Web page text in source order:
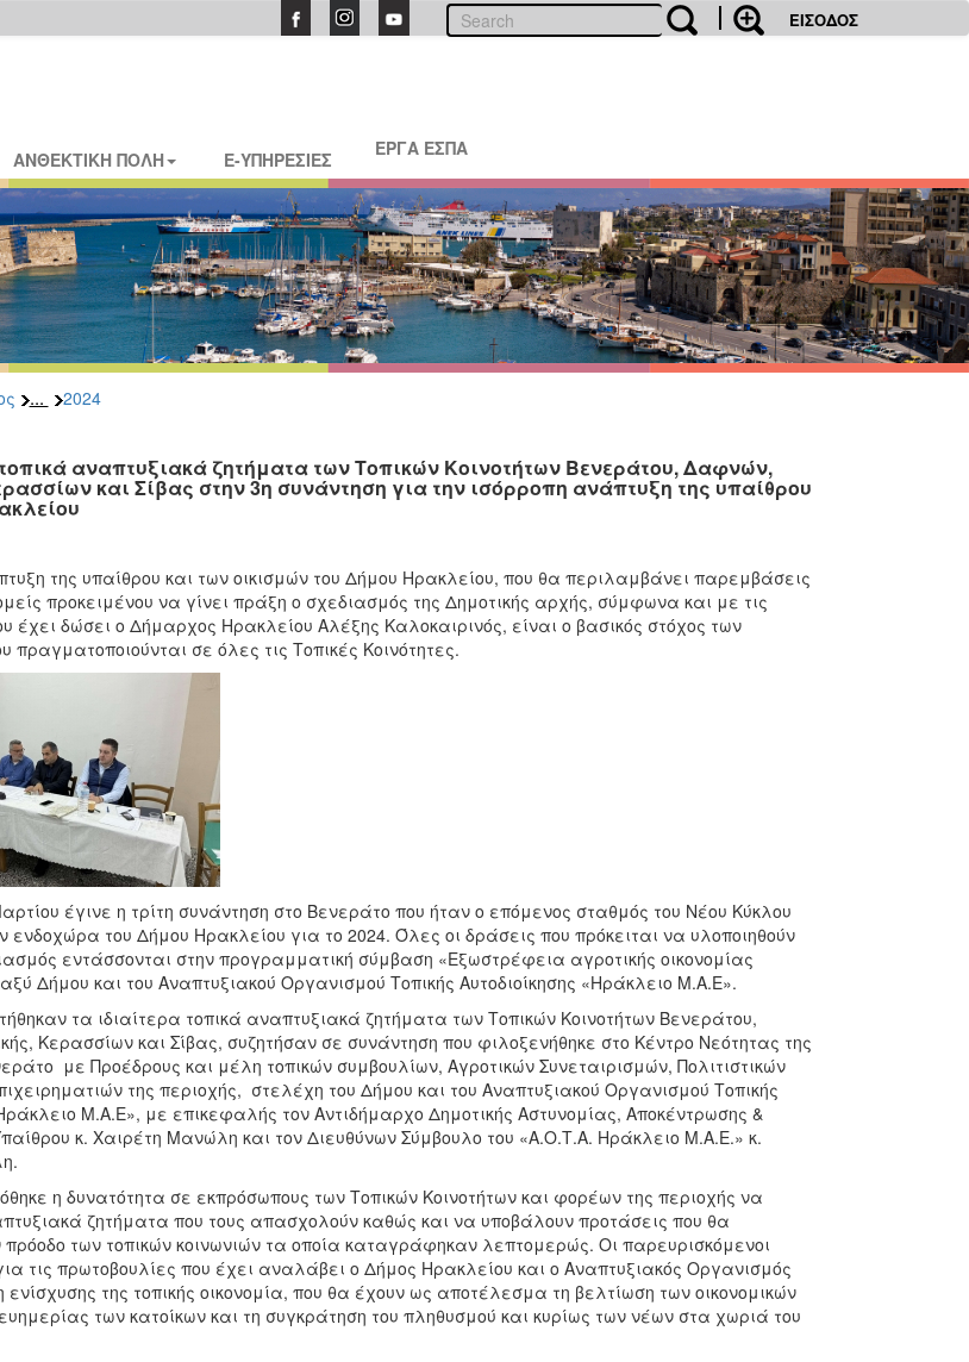
ΕΙΣΟΔΟΣ
ΑΝΘΕΚΤΙΚΗ ΠΟΛΗ E-ΥΠΗΡΕΣΙΕΣ ΕΡΓΑ ΕΣΠΑ
... 2024
αναπτυξιακά ζητήματα των Τοπικών Κοινοτήτων Βενεράτου, Δαφνών,
και Σίβας στην 3η συνάντηση για την ισόρροπη ανάπτυξη της υπαίθρου
της υπαίθρου και των οικισμών του Δήμου Ηρακλείου, που θα περιλαμβάνει παρεμβάσεις
προκειμένου να γίνει πράξη ο σχεδιασμός της Δημοτικής αρχής, σύμφωνα και με τις
έχει δώσει ο Δήμαρχος Ηρακλείου Αλέξης Καλοκαιρινός, είναι ο βασικός στόχος των
πραγματοποιούνται σε όλες τις Τοπικές Κοινότητες.
έγινε η τρίτη συνάντηση στο Βενεράτο που ήταν ο επόμενος σταθμός του Νέου Κύκλου
ενδοχώρα του Δήμου Ηρακλείου για το 2024. Όλες οι δράσεις που πρόκειται να υλοποιηθούν
εντάσσονται στην προγραμματική σύμβαση «Εξωστρέφεια αγροτικής οικονομίας
Δήμου και του Αναπτυξιακού Οργανισμού Τοπικής Αυτοδιοίκησης «Ηράκλειο Μ.Α.Ε».
τα ιδιαίτερα τοπικά αναπτυξιακά ζητήματα των Τοπικών Κοινοτήτων Βενεράτου,
Κερασσίων και Σίβας, συζητήσαν σε συνάντηση που φιλοξενήθηκε στο Κέντρο Νεότητας της
με Προέδρους και μέλη τοπικών συμβουλίων, Αγροτικών Συνεταιρισμών, Πολιτιστικών
της περιοχής, στελέχη του Δήμου και του Αναπτυξιακού Οργανισμού Τοπικής
Μ.Α.Ε», με επικεφαλής τον Αντιδήμαρχο Δημοτικής Αστυνομίας, Αποκέντρωσης &
κ. Χαιρέτη Μανώλη και τον Διευθύνων Σύμβουλο του «Α.Ο.Τ.Α. Ηράκλειο Μ.Α.Ε.» κ.
η δυνατότητα σε εκπρόσωπους των Τοπικών Κοινοτήτων και φορέων της περιοχής να
ζητήματα που τους απασχολούν καθώς και να υποβάλουν προτάσεις που θα
των τοπικών κοινωνιών τα οποία καταγράφηκαν λεπτομερώς. Οι παρευρισκόμενοι
τις πρωτοβουλίες που έχει αναλάβει ο Δήμος Ηρακλείου και ο Αναπτυξιακός Οργανισμός
ενίσχυσης της τοπικής οικονομία, που θα έχουν ως αποτέλεσμα τη βελτίωση των οικονομικών
των κατοίκων και τη συγκράτηση του πληθυσμού και κυρίως των νέων στα χωριά του